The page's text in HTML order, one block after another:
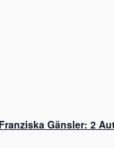
Gänsler: 2